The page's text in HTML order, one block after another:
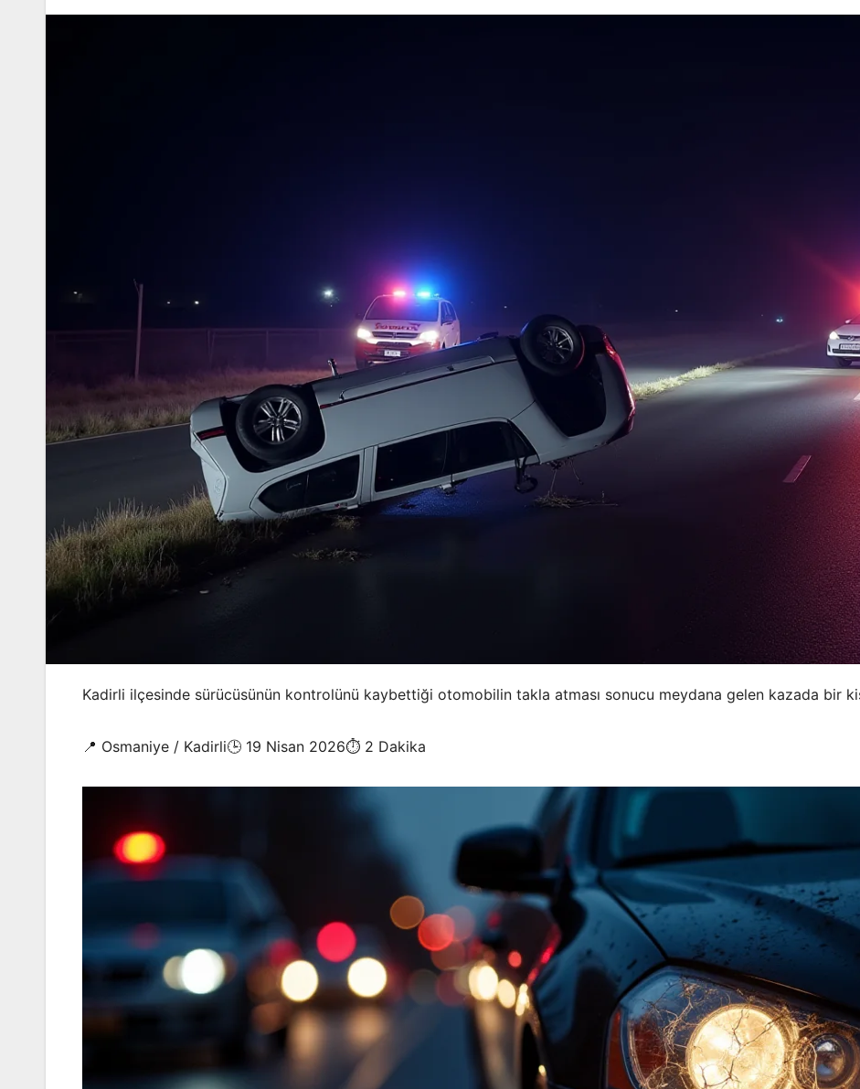
Kadirli ilçesinde sürücüsünün kontrolünü kaybettiği otomobilin takla atması sonucu meydana gelen kazada bir
📍 Osmaniye / Kadirli🕒 19 Nisan 2026⏱️ 2 Dakika